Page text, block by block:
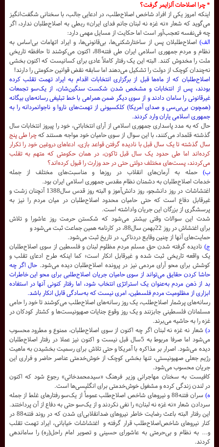
* چرا اصلاحات آلزایمر گرفت؟
اینکه امروز یکی از افراد شاخص اصلاح‌طلب، در ادعایی جالب، با سخنانی شگفت‌انگیز
می‌گوید که شعار «نه غزه نه لبنان جانم فدای ایران» ربطی به اصلاح‌طلبان ندارد، اگر
چه فی‌نفسه تعجب‌آور است اما حکایت از مسایل مهمی دارد:
الف) اصلاح‌طلبلان پس از ساختارشکنی‌ها، بی‌قانونی‌ها، و ایراد اتهامات بی‌اساس به
نظام و مردم جمهوری اسلامی ایران طی فتنه88، اکنون می‌کوشند تا حافظه تاریخی
ملت را مخدوش کنند. البته این یک رفتار کاملاً عادی برای کسانیست که اکنون بخشی
نه‌چندان کوچک از دولت را تشکیل می‌دهند اما سابقه نقض قوانین حکومتی را دارند!
اصلاح‌طلبان که از ماه‌ها قبل از برگزاری انتخابات اقدام به ایراد تهمت تقلب کرده
بودند، پس از انتخابات و مشخص شدن شکست سنگین‌شان، از یک‌سو تجمعات
غیرقانونی را سامان دادند و از سوی دیگر ضمن همراهی با خط تبلیغی رسانه‌های بیگانه
(همچون بی‌بی‌سی و صدای آمریکا) کلکسیونی از تهمت‌های ناروا و ناجوانمردانه را به
جمهوری اسلامی یاران وارد کردند.
حال که به مدد پاسداری جمهوری اسلامی از آرای انتخاباتی، خود را پیروز انتخابات سال
گذشته قلمداد می‌کنند، با این سوال از سوی حامیان خود مواجه هستند کهچرا طی پنج
سال گذشته تا یک سال قبل با نادیده گرفتن قواعد بازی، ادعاهای دروغین خود را تکرار
کرده‌اند اما طی حدود یک سال قبل تاکون، در همان حکومتی که متهم به تقلب
می‌کردند، پست‌های مختلف دولتی حتی در حد وزارت را قبول کرده‌اند؟
ب) حمله به آرمان‌های انقلاب در روزها و مناسبت‌های مختلف از جمله
خدمات اصلاح‌طلبان به دشمنان نظام مقدس جمهوری اسلامی ایران بود.
اغتشاشات در روز دانشجو، روز دانش‌آموز و البته روز قدس سال1388 آنچنان زشت و
غیرقابل دفاع است که حتی حامیان محدود اصلاح‌طلبان در میان مردم را نیز به
پرسشگری از بزرگان این جریان واداشته است.
شدت این سوالات وقتی بیشتر می‌شود که شکستن حرمت روز عاشورا و تلاش
برای اغتشاش در روز 22بهمن سال88، در کارنامه همین جماعت ثبت می‌شود و
حمایت‌های آنها از چنین وقایع دردناکی، در تاریخ ثبت می‌شود.
ج) نادیده گرفته شدن حق مسلم مردم مظلوم لبنان و فلسطین از سوی اصلاح‌طلبان
یک واقعه تاریخی ثبت شده و غیرقابل انکار است؛ کما اینکه طرح ادعای تقلب و
کوشش برای محو آرای مردمی نیز در پرونده اصلاح‌طلبان دیده می‌شود. حال اگر چه
حاشا کردن حقایق می‌تواند از سوی حامیان جریان اصلاح‌طلبی برای محو این خاطرات
بد از ذهن مردم به‌عنوان یک استراتژی انتخاب شود، اما رفتار کنونی آنها در استفاده
ابزاری از مظلومیت مردم فلسطین، امری نیست که به‌سادگی قابل انکار باشد.
رسانه‌های پرشمار اصلاح‌طلب، یک روز رسانه‌های اصلاح‌طلب می‌کوشند تا خود را حامی
مسلمانان فلسطینی جابزنند و یک روز وقوع جنایات صهیونیست‌ها و کشتار کودکان در
غزه را به حاشیه می‌برند.
د) شعار نه غزه نه لبنان اگر چه اکنون از سوی اصلاح‌طلبان، ممنوع و مطرود محسوب
می‌شود اما صرفا مربوط به 5سال قبل نیست و اکنون نیز عملا در رفتار اصلاح‌طلبان
دیده می‌شود. اصرار بر مذاکره با آمریکا و حتی تلاش برای رسمیت بخشیدن به ماهیت
رژیم جعلی صهیونیستی، تنها بخشی کوچک از خوش‌خدمتی عناصر حاضر و فراری این
جریان محسوب می‌شود.
کافیست به سخنان مهاجرانی وزیر فرهنگ «سیدمحمدخاتی» رجوع شود که اکنون
در لندن زندگی کرده و مشغول خوش‌خدمتی برای انگلیسی‌ها است.
ه)
سران فتنه88 و نیروهای شاخص اصلاح‌طلب عموماً از یک‌سو رفتارهای غلط از جمله
سردادن شعار «نه غزه نه لبنان» را نفی نکردند و از یک‌سو حتی به دفاع از آن پرداختند.
این رفتار البته باعث رضایت خاطر نیروهای ضدانقلابی‌ای شدن که در روند فتنه88 در
کنار نیروهای شاخص‌اصلاح‌طلب قرار گرفته و اغتشاشات خیابانی، ایراد تهمت تقلب
و... به نظام و بی‌حرمتی به عاشورای حسینی و تصویر امام راحل(ره) را ساماندهی
کردند.